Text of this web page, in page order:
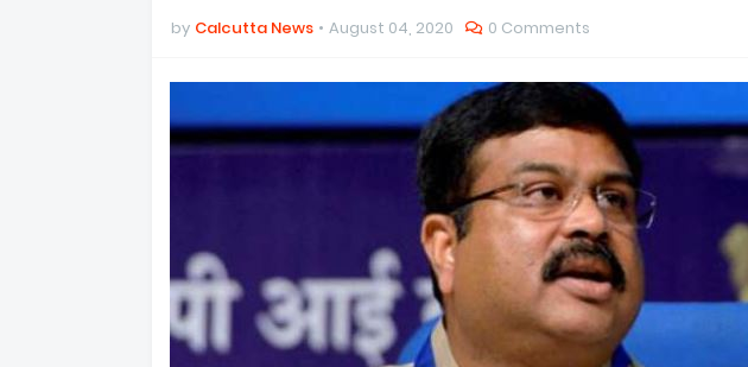
by Calcutta News August 04, 2020 0 Comments